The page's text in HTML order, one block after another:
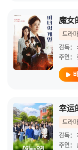
魔女
드라마
감독：
주연：
幸运
드라마
감독：
주연：